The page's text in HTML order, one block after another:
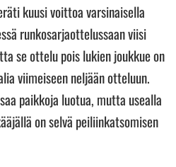
kuusi voittoa varsinaisella
runkosarjaottelussaan viisi
se ottelu pois lukien joukkue on
viimeiseen neljään otteluun.
paikkoja luotua, mutta usealla
on selvä peiliinkatsomisen